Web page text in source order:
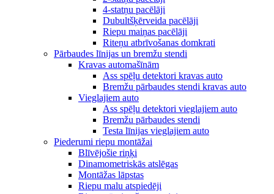
4-statņu pacēlāji
Dubultšķērveida pacēlāji
Riepu maiņas pacēlāji
Riteņu atbrīvošanas domkrati
Pārbaudes līnijas un bremžu stendi
Kravas automašīnām
Ass spēļu detektori kravas auto
Bremžu pārbaudes stendi kravas auto
Vieglajiem auto
Ass spēļu detektori vieglajiem auto
Bremžu pārbaudes stendi
Testa līnijas vieglajiem auto
Piederumi riepu montāžai
Blīvējošie riņķi
Dinamometriskās atslēgas
Montāžas lāpstas
Riepu malu atspiedēji